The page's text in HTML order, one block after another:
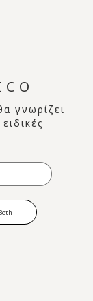
γνωρίζει